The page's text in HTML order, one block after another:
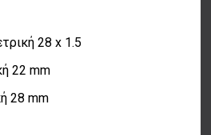
28 x 1.5
22 mm
28 mm